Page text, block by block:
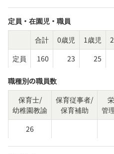
定員・在園児・職員
合計
0歳児 1歳児
定員
160 23 25
職種別の職員数
保育士/
幼稚園教諭
保育従事者/
保育補助
管
26